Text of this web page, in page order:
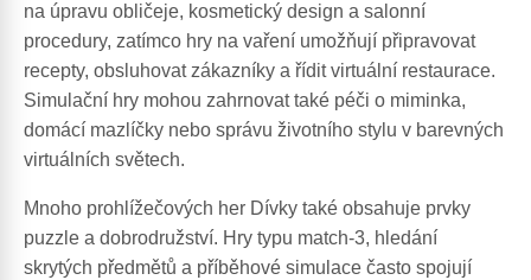
na úpravu obličeje, kosmetický design a salonní
procedury, zatímco hry na vaření umožňují připravovat
recepty, obsluhovat zákazníky a řídit virtuální restaurace.
Simulační hry mohou zahrnovat také péči o miminka,
domácí mazlíčky nebo správu životního stylu v barevných
virtuálních světech.
Mnoho prohlížečových her Dívky také obsahuje prvky
puzzle a dobrodružství. Hry typu match-3, hledání
skrytých předmětů a příběhové simulace často spojují